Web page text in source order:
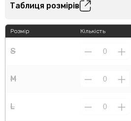
Таблиця розмірів
Розмір
S
M
L
Кількість